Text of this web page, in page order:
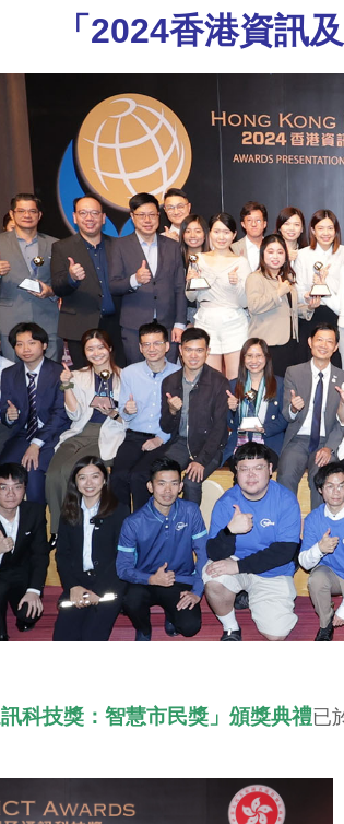
「2024香港資訊
科技獎：智慧市民獎」頒獎典禮已